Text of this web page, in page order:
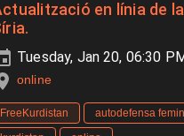
en línia de
Tuesday, Jan 20, 06:30
online
FreeKurdistan autodefensa